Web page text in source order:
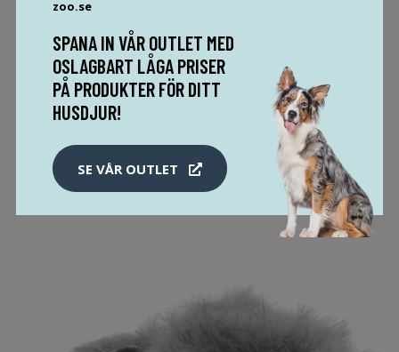
MER INFO!
zoo.se
SPANA IN VÅR OUTLET MED
OSLAGBART LÅGA PRISER
PÅ PRODUKTER FÖR DITT
HUSDJUR!
SE VÅR OUTLET